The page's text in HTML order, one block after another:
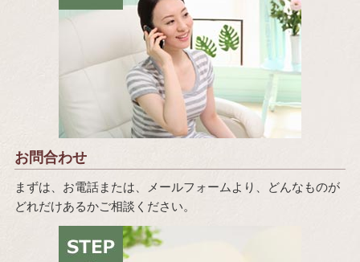
お問合わせ
まずは、お電話または、メールフォームより、どんなものが
どれだけあるかご相談ください。